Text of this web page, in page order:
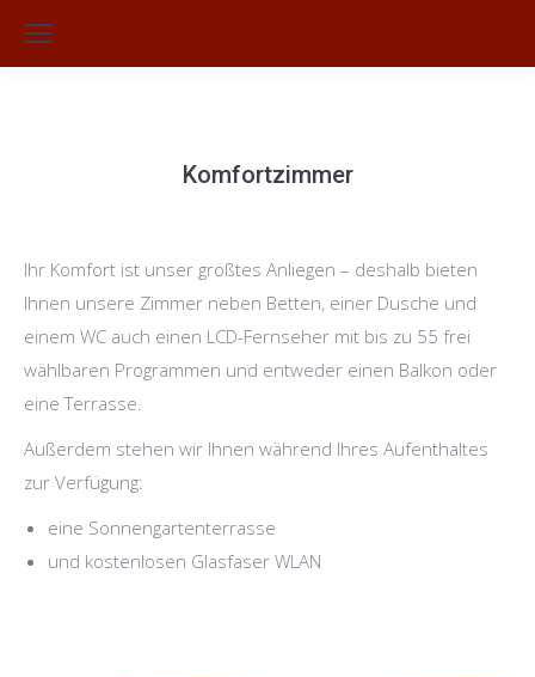
Komfortzimmer
Ihr Komfort ist unser größtes Anliegen – deshalb bieten
Ihnen unsere Zimmer neben Betten, einer Dusche und
einem WC auch einen LCD-Fernseher mit bis zu 55 frei
wählbaren Programmen und entweder einen Balkon oder
eine Terrasse.
Außerdem stehen wir Ihnen während Ihres Aufenthaltes
zur Verfügung:
eine Sonnengartenterrasse
und kostenlosen Glasfaser WLAN